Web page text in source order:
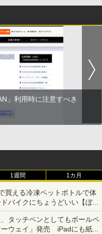
」利用時に注意すべき
1週間 1カ月
える冷凍ペットボトルで体
バイクにちょうどいい【ぼっ
時間でなにしてる？】
タッチペンとしてもボールペ
ウェイ」発売 iPadにも紙に